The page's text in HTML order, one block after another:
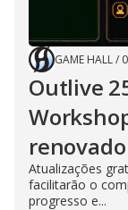
GAME HALL/
Outlive
renovado
Atualizações
facilitarão o
progresso e...